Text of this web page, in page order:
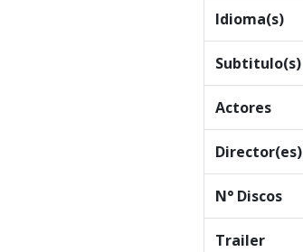
Idioma(s)
Subtitulo(s)
Actores
Director(es)
N° Discos
Trailer